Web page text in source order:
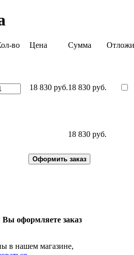
во Цена Сумма
18 830 руб.18 830 руб.
18 830 руб.
оформляете заказ
в нашем магазине,